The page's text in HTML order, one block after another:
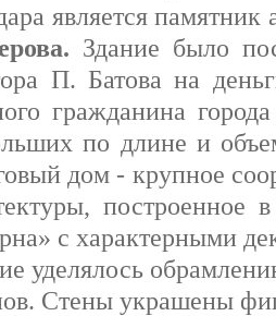
является
Здание было
П. Батова на
гражданина
по длине и
дом - крупное
построенное
с характерными
уделялось
Стены украшены